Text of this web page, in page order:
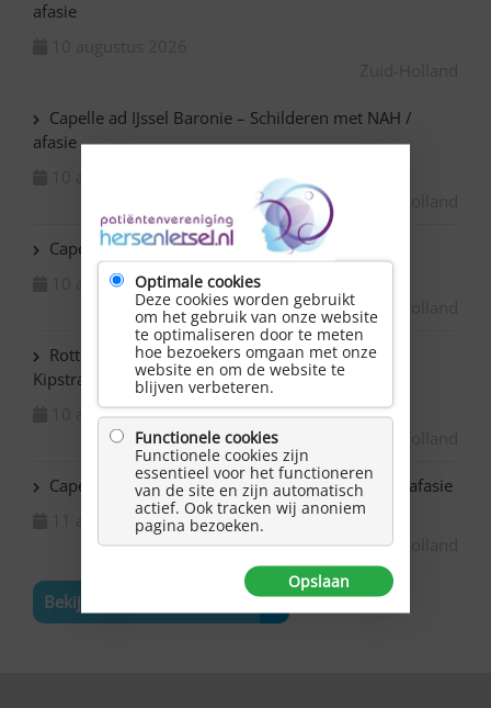
afasie
Capelle ad IJssel Baronie – Schilderen met NAH /
afasie
Capelle ad IJssel Beemsterhoek – Klaverjassen
10 augustus 2026
Zuid-Holland
Rotterdam Centrum – NAH bijeenkomst in de
Kipstraat
10 augustus 2026
Capelle ad IJssel Bazuin – Schilderen met NAH / afasie
11 augustus 2026
Zuid-Holland
Bekijk de volledige agenda
Optimale cookies
Deze cookies worden gebruikt
om het gebruik van onze website
te optimaliseren door te meten
hoe bezoekers omgaan met onze
website en om de website te
blijven verbeteren.
Functionele cookies
Functionele cookies zijn
essentieel voor het functioneren
van de site en zijn automatisch
actief. Ook tracken wij anoniem
pagina bezoeken.
Opslaan